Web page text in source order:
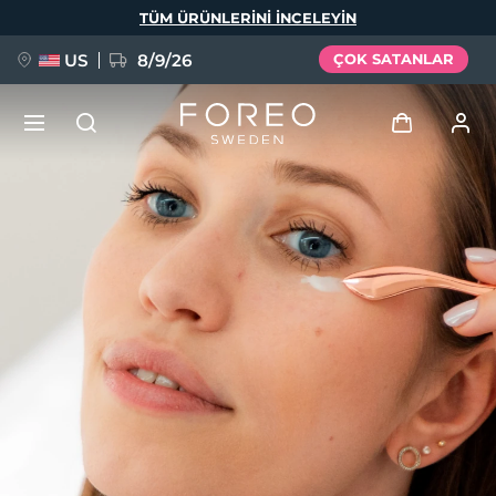
TÜM ÜRÜNLERINI INCELEYIN
US 8/9/26 ÇOK SATANLAR
Giriş
Kullanici profi̇li̇
Cihazlarım
Siparişlerim
Adresim
Aboneliklerim
FAQ™ Pure Beauty-Tech Elixir
issa™ Teeth Whitening Set
Dil Seçimi
Deutsch
Español
Italiano
Português
Svenska
简体中文